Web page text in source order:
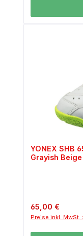
YONEX SHB
Grayish Beige
Regulärer Preis:
65,00 €
Preise inkl.